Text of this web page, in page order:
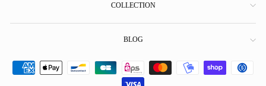
COLLECTION
BLOG